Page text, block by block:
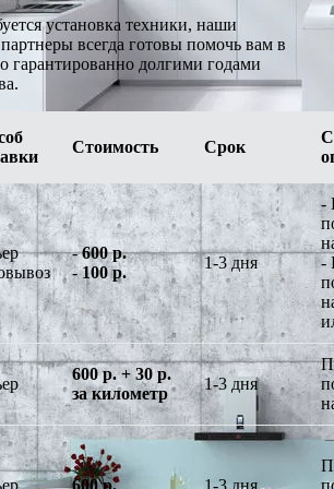
установка техники, наши
всегда готовы помочь вам в
гарантированно долгими годами
Стоимость Срок
-600 р.
-100 р.
1-3 дня
-
-
600 р. + 30 р.
за километр
1-3 дня
600 р. 1-3 дня